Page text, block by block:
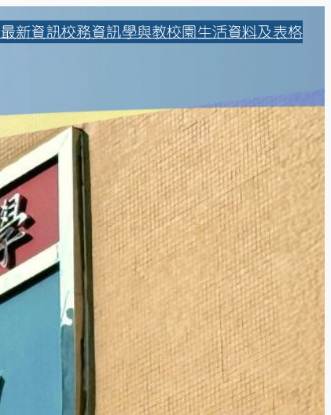
最新資訊校務資訊學與教校園生活資料及表格